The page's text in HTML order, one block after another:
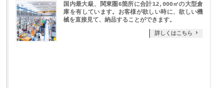
国内最大級、関東圏6箇所に合計12,000㎡の大型倉
庫を有しています。お客様が欲しい時に、欲しい機
械を直接見て、納品することができます。
詳しくはこちら